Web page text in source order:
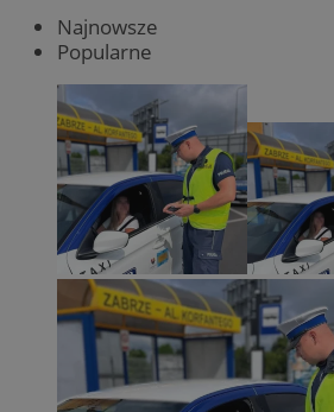
Najnowsze
Popularne